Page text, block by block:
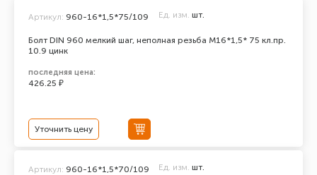
Болт DIN 960 мелкий шаг, неполная резьба M16*1,5* 75 кл.пр.
10.9 цинк
Артикул: 960-16*1,5*75/109 Ед. изм. шт.
последняя цена:
426.25 ₽
Уточнить цену
Артикул: 960-16*1,5*70/109 Ед. изм. шт.